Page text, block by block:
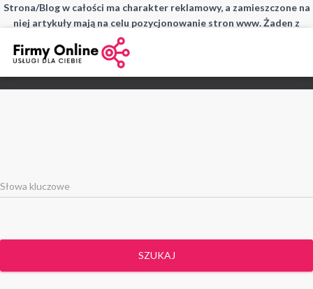
Strona/Blog w całości ma charakter reklamowy, a zamieszczone na
niej artykuły mają na celu pozycjonowanie stron www. Żaden z
wpisów nie pochodzi od użytkowników, a wszystkie zostały
SZUKAJ